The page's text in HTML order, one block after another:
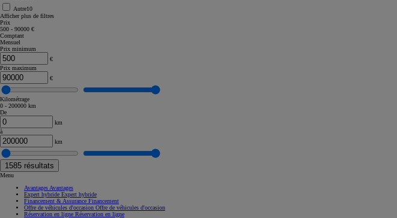
Corolla Touring Sports
Autre10
Afficher plus de filtres
Prix
500 - 90000 €
Comptant
Mensuel
Prix minimum
€
Prix maximum
€
Kilométrage
0 - 200000 km
De
km
à
km
1585 résultats
Menu
Avantages Avantages
Expert hybride Expert hybride
Financement & Assurance Financement
Offre de véhicules d'occasion Offre de véhicules d'occasion
Réservation en ligne Réservation en ligne